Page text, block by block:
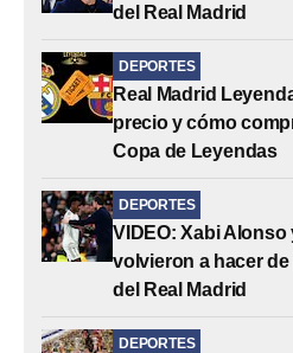
del Real Madrid
DEPORTES
Real Madrid
precio y cómo
Copa de Leyendas
DEPORTES
VIDEO: Xabi Alonso
volvieron a hacer
del Real Madrid
DEPORTES